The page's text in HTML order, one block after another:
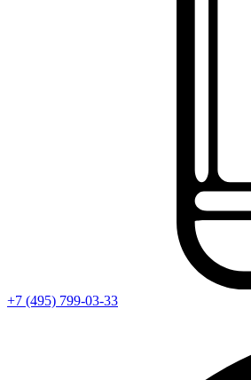
+7 (495) 799-03-33